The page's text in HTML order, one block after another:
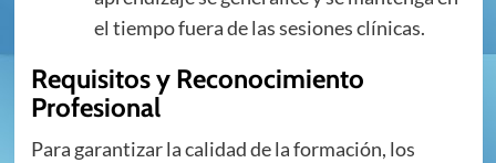
el tiempo fuera de las sesiones clínicas.
Requisitos y Reconocimiento
Profesional
Para garantizar la calidad de la formación, los